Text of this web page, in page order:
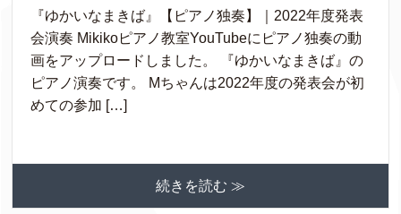
『ゆかいなまきば』【ピアノ独奏】｜2022年度発表
会演奏 Mikikoピアノ教室YouTubeにピアノ独奏の動
画をアップロードしました。 『ゆかいなまきば』の
ピアノ演奏です。 Mちゃんは2022年度の発表会が初
めての参加 […]
続きを読む ≫